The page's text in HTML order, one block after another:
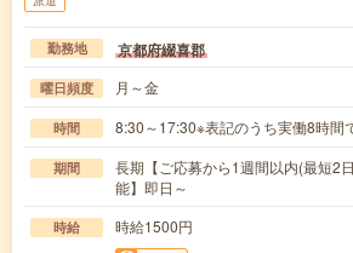
勤務地 京都府綴喜郡
曜日頻度 月～金
時間 8:30～17:30※表記のうち実働8時間
期間
長期【ご応募から1週間以内(最短2
能】即日～
時給 時給1500円